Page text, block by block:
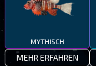
MYTHISCH
MEHR ERFAHREN